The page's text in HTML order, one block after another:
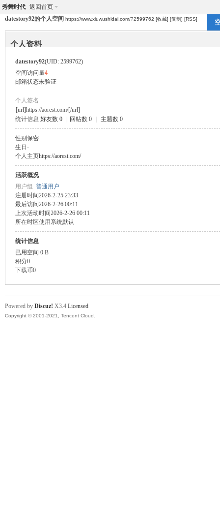
秀舞时代 返回首页
datestory92的个人空间 https://www.xiuwushidai.com/?2599762 [收藏] [复制] [RSS]
个人资料
datestory92(UID: 2599762)
空间访问量4
邮箱状态未验证
个人签名
[url]https://aorest.com/[/url]
统计信息 好友数 0 回帖数 0 主题数 0
性别 保密
生日 -
个人主页https://aorest.com/
活跃概况
用户组 普通用户
注册时间2026-2-25 23:33
最后访问2026-2-26 00:11
上次活动时间2026-2-26 00:11
所在时区使用系统默认
统计信息
已用空间 0 B
积分0
下载币0
Powered by Discuz! X3.4 Licensed
Copyright © 2001-2021, Tencent Cloud.